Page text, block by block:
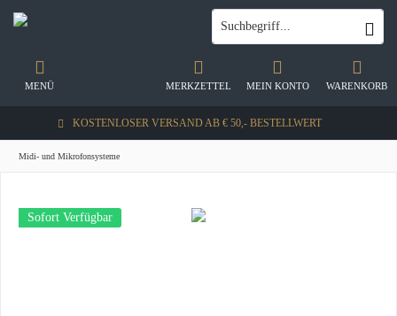
KOSTENLOSER VERSAND AB € 50,- BESTELLWERT
WARENKORB
MERKZETTEL MEIN KONTO
MENÜ
Midi- und Mikrofonsysteme
Sofort Verfügbar